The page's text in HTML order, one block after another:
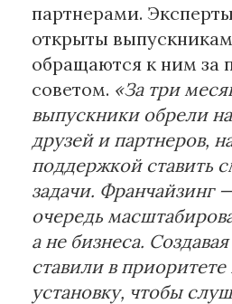
партнерами.
открыты
обращаются к ним за
советом. «За три
выпускники обрели
друзей и партнеров,
поддержкой ставить
задачи. Франчайзинг
очередь
а не бизнеса.
ставили в
установку, чтобы